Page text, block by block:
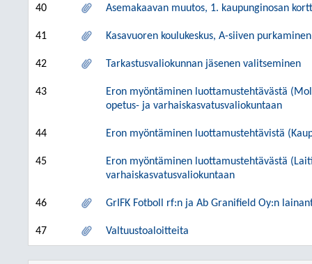
40 Asemakaavan muutos, 1. kaupunginosan
41 Kasavuoren koulukeskus, A-siiven
42 Tarkastusvaliokunnan jäsenen valitseminen
43
Eron myöntäminen luottamustehtävästä
opetus- ja varhaiskasvatusvaliokuntaan
44 Eron myöntäminen luottamustehtävistä
45
Eron myöntäminen luottamustehtävästä
varhaiskasvatusvaliokuntaan
46 GrIFK Fotboll rf:n ja Ab Granifield Oy:n
47 Valtuustoaloitteita